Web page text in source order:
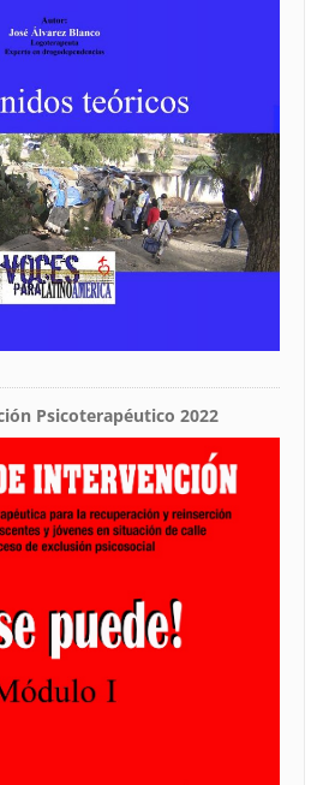
Psicoterapéutico 2022